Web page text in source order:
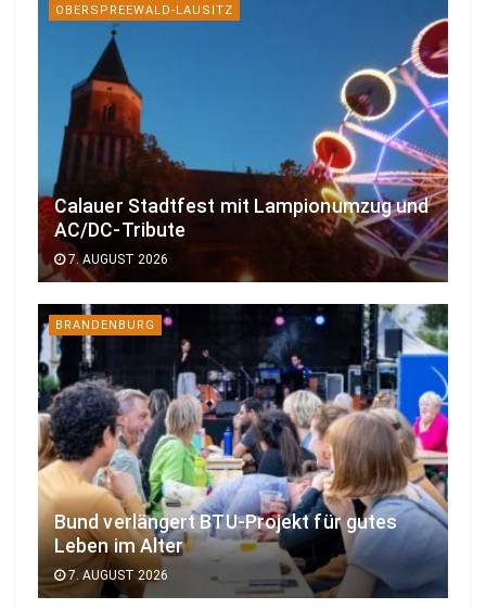
OBERSPREEWALD-LAUSITZ
Calauer Stadtfest mit Lampionumzug und
AC/DC-Tribute
7. AUGUST 2026
BRANDENBURG
Bund verlängert BTU-Projekt für gutes
Leben im Alter
7. AUGUST 2026